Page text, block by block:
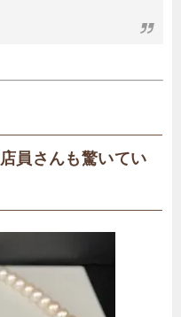
員さんも驚いてい